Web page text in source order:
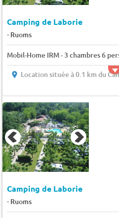
Camping de Laborie
- Ruoms
Mobil-Home IRM - 3 chambres 6
Location située à 0.1 km du
Camping de Laborie
- Ruoms